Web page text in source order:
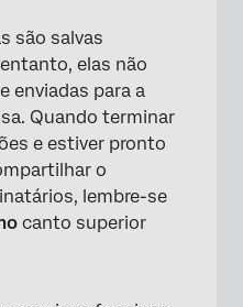
são salvas
elas não
enviadas para a
Quando terminar
e estiver pronto
o
lembre-se
canto superior